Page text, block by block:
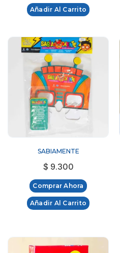
Añadir Al Carrito
SABIAMENTE
$ 9.300
Comprar Ahora
Añadir Al Carrito